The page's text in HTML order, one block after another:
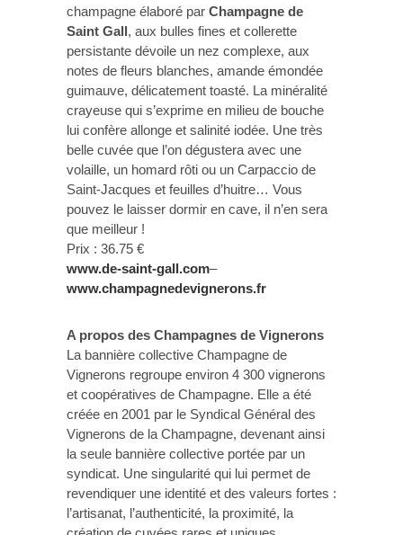
champagne élaboré par Champagne de
Saint Gall, aux bulles fines et collerette
persistante dévoile un nez complexe, aux
notes de fleurs blanches, amande émondée
guimauve, délicatement toasté. La minéralité
crayeuse qui s’exprime en milieu de bouche
lui confère allonge et salinité iodée. Une très
belle cuvée que l’on dégustera avec une
volaille, un homard rôti ou un Carpaccio de
Saint-Jacques et feuilles d’huitre… Vous
pouvez le laisser dormir en cave, il n’en sera
que meilleur !
Prix : 36.75 €
www.de-saint-gall.com–
www.champagnedevignerons.fr
A propos des Champagnes de Vignerons
La bannière collective Champagne de
Vignerons regroupe environ 4 300 vignerons
et coopératives de Champagne. Elle a été
créée en 2001 par le Syndical Général des
Vignerons de la Champagne, devenant ainsi
la seule bannière collective portée par un
syndicat. Une singularité qui lui permet de
revendiquer une identité et des valeurs fortes :
l’artisanat, l’authenticité, la proximité, la